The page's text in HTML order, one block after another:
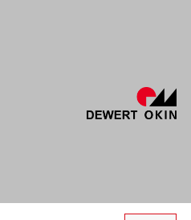
クDS3 3角度調整可能